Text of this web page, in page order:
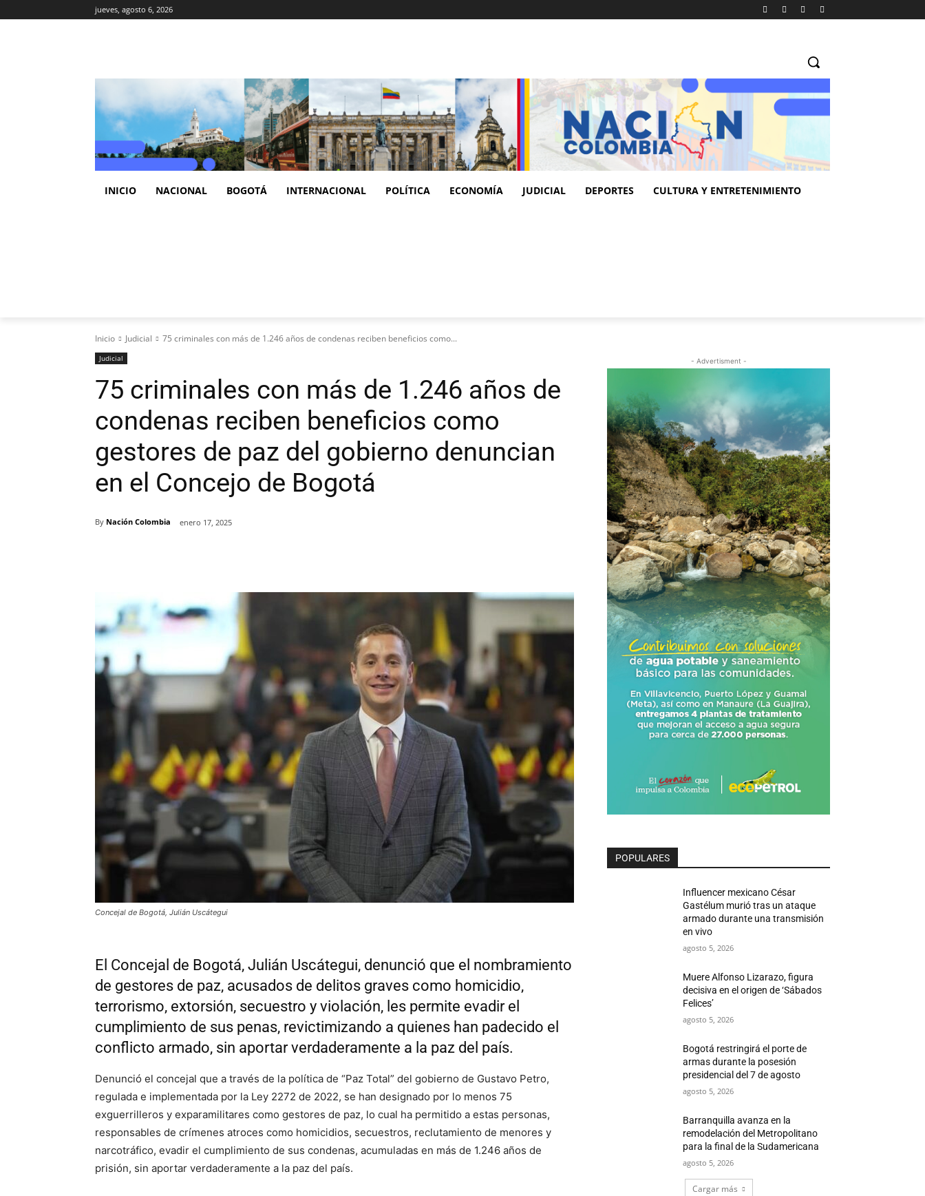
jueves, agosto 6, 2026
INICIO NACIONAL BOGOTÁ INTERNACIONAL POLÍTICA ECONOMÍA JUDICIAL DEPORTES CULTURA Y ENTRETENIMIENTO
Inicio Judicial 75 criminales con más de 1.246 años de condenas reciben beneficios como...
Judicial
75 criminales con más de 1.246 años de
condenas reciben beneficios como
gestores de paz del gobierno denuncian
en el Concejo de Bogotá
By Nación Colombia enero 17, 2025
Concejal de Bogotá, Julián Uscátegui
El Concejal de Bogotá, Julián Uscátegui, denunció que el nombramiento
de gestores de paz, acusados de delitos graves como homicidio,
terrorismo, extorsión, secuestro y violación, les permite evadir el
cumplimiento de sus penas, revictimizando a quienes han padecido el
conflicto armado, sin aportar verdaderamente a la paz del país.
Denunció el concejal que a través de la política de “Paz Total” del gobierno de Gustavo Petro,
regulada e implementada por la Ley 2272 de 2022, se han designado por lo menos 75
exguerrilleros y exparamilitares como gestores de paz, lo cual ha permitido a estas personas,
responsables de crímenes atroces como homicidios, secuestros, reclutamiento de menores y
narcotráfico, evadir el cumplimiento de sus condenas, acumuladas en más de 1.246 años de
prisión, sin aportar verdaderamente a la paz del país.
- Advertisment -
POPULARES
Influencer mexicano César
Gastélum murió tras un ataque
armado durante una transmisión
en vivo
agosto 5, 2026
Muere Alfonso Lizarazo, figura
decisiva en el origen de ‘Sábados
Felices’
agosto 5, 2026
Bogotá restringirá el porte de
armas durante la posesión
presidencial del 7 de agosto
agosto 5, 2026
Barranquilla avanza en la
remodelación del Metropolitano
para la final de la Sudamericana
agosto 5, 2026
Cargar más